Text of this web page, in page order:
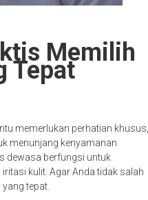
Memilih
Tepat
memerlukan perhatian khusus,
menunjang kenyamanan
dewasa berfungsi untuk
kulit. Agar Anda tidak salah
tepat.